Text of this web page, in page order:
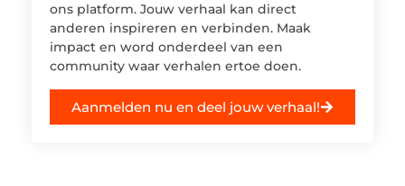
ons platform. Jouw verhaal kan direct
anderen inspireren en verbinden. Maak
impact en word onderdeel van een
community waar verhalen ertoe doen.
Aanmelden nu en deel jouw verhaal!